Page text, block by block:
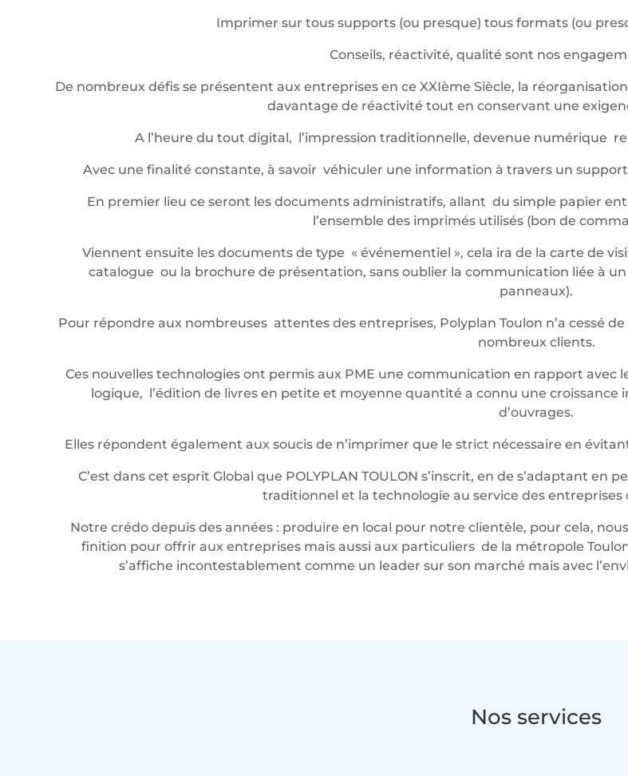
Imprimer sur tous supports (ou presque) tous formats (ou
Conseils, réactivité, qualité sont nos
De nombreux défis se présentent aux entreprises en ce XXIème Siècle, la
davantage de réactivité tout en conservant une
A l’heure du tout digital, l’impression traditionnelle, devenue numérique
Avec une finalité constante, à savoir véhiculer une information à travers un
En premier lieu ce seront les documents administratifs, allant du simple papier
l’ensemble des imprimés utilisés (bon de
Viennent ensuite les documents de type « événementiel », cela ira de la carte de
catalogue ou la brochure de présentation, sans oublier la communication liée à
panneaux).
Pour répondre aux nombreuses attentes des entreprises, Polyplan Toulon n’a cessé
nombreux clients.
Ces nouvelles technologies ont permis aux PME une communication en rapport
logique, l’édition de livres en petite et moyenne quantité a connu une
d’ouvrages.
Elles répondent également aux soucis de n’imprimer que le strict nécessaire en
C’est dans cet esprit Global que POLYPLAN TOULON s’inscrit, en de s’adaptant
traditionnel et la technologie au service des entreprises
Notre crédo depuis des années : produire en local pour notre clientèle, pour cela,
finition pour offrir aux entreprises mais aussi aux particuliers de la métropole
s’affiche incontestablement comme un leader sur son marché mais avec
Nos services